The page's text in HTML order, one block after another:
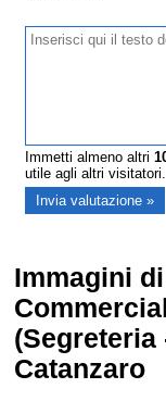
Immetti almeno altri
utile agli altri visitatori.
Immagini
(Segreteria
Catanzaro